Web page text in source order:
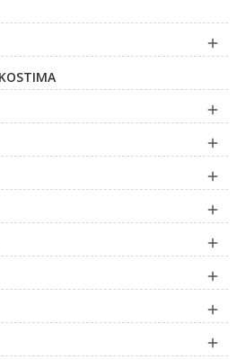








